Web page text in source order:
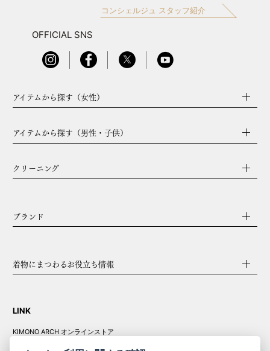
コンシェルジュ スタッフ紹介
OFFICIAL SNS
アイテムから探す（女性）
アイテムから探す（男性・子供）
クリーニング
ブランド
着物にまつわるお役立ち情報
LINK
KIMONO ARCH オンラインストア